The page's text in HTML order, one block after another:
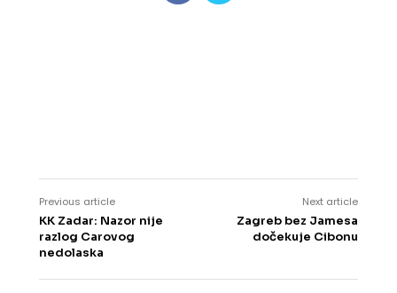
Previous article
KK Zadar: Nazor nije
razlog Carovog
nedolaska
Next article
Zagreb bez Jamesa
dočekuje Cibonu